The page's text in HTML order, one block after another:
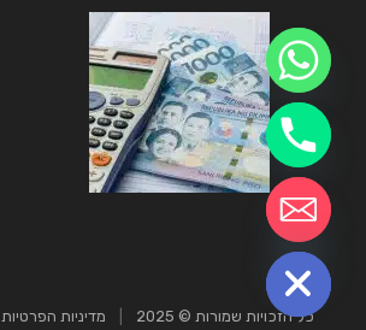
כל הזכויות שמורות © 2025 מדיניות הפרטיות
Hide
chaty